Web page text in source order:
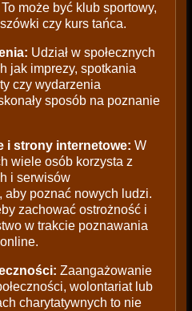
może być klub sportowy,
czy kurs tańca.
Udział w społecznych
jak imprezy, spotkania
czy wydarzenia
sposób na poznanie
i strony internetowe: W
wiele osób korzysta z
i serwisów
aby poznać nowych ludzi.
zachować ostrożność i
w trakcie poznawania
Zaangażowanie
wolontariat lub
charytatywnych to nie